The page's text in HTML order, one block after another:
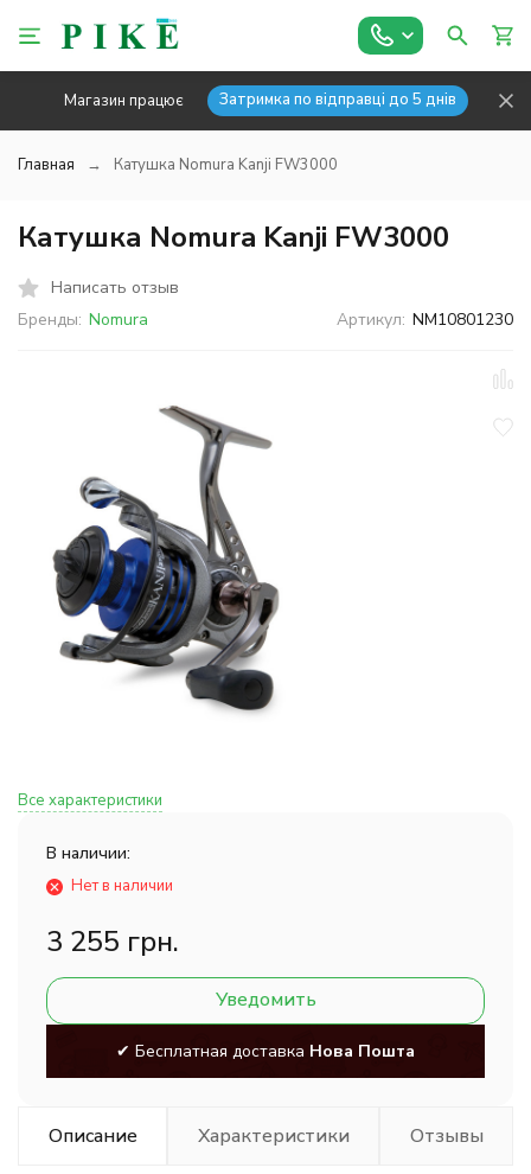
Магазин працює Затримка по відправці до 5 днів
Главная Катушка Nomura Kanji FW3000
Катушка Nomura Kanji FW3000
Написать отзыв
Бренды: Nomura Артикул: NM10801230
Все характеристики
В наличии:
Нет в наличии
3 255 грн.
Уведомить
✔ Бесплатная доставка Нова Пошта
Описание Характеристики Отзывы